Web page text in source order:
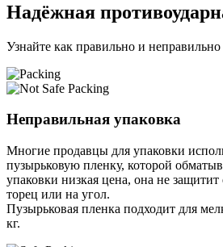
Надёжная
Узнайте как правильно и
Неправильная упаковка
Многие продавцы для упаковки
пузырьковую пленку, которой
упаковки низкая цена, она не
торец или на угол.
Пузырьковая пленка подходит для
кг.